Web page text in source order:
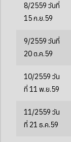
8/2559 วันที่
15 ก.ย.59
9/2559 วันที่
20 ต.ค.59
10/2559 วัน
ที่ 11 พ.ย.59
11/2559 วัน
ที่ 21 ธ.ค.59